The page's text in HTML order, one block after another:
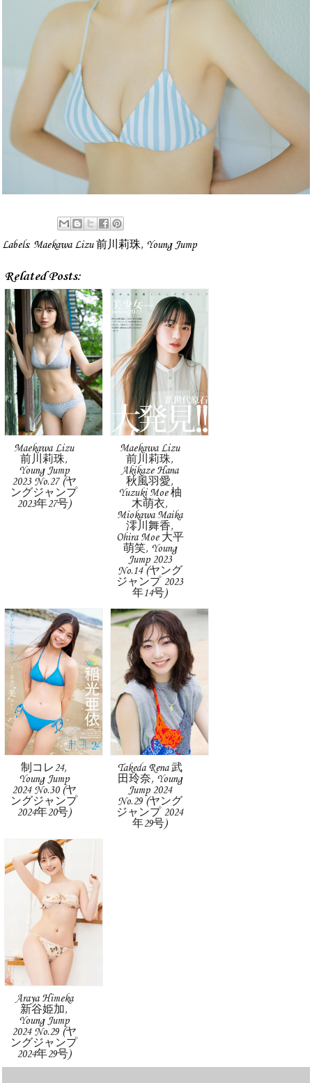
Labels: Maekawa Lizu 前川莉珠, Young Jump
Related Posts:
Maekawa Lizu
前川莉珠,
Young Jump
2023 No.27 (ヤ
ングジャンプ
2023年27号)
Maekawa Lizu
前川莉珠,
Akikaze Hana
秋風羽愛,
Yuzuki Moe 柚
木萌衣,
Miokawa Maika
澪川舞香,
Ohira Moe 大平
萌笑, Young
Jump 2023
No.14 (ヤング
ジャンプ 2023
年14号)
制コレ24,
Young Jump
2024 No.30 (ヤ
ングジャンプ
2024年20号)
Takeda Rena 武
田玲奈, Young
Jump 2024
No.29 (ヤング
ジャンプ 2024
年29号)
Araya Himeka
新谷姫加,
Young Jump
2024 No.29 (ヤ
ングジャンプ
2024年29号)